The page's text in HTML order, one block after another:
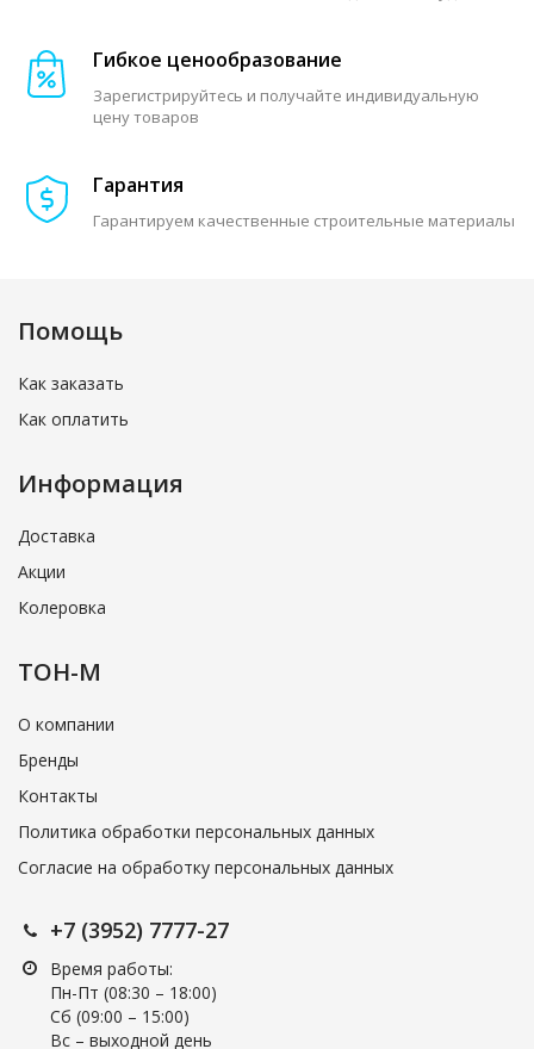
Гибкое ценообразование
Зарегистрируйтесь и получайте индивидуальную
цену товаров
Гарантия
Гарантируем качественные строительные материалы
Помощь
Как заказать
Как оплатить
Информация
Доставка
Акции
Колеровка
ТОН-М
О компании
Бренды
Контакты
Политика обработки персональных данных
Согласие на обработку персональных данных
+7 (3952) 7777-27
Время работы:
Пн-Пт (08:30 – 18:00)
Cб (09:00 – 15:00)
Вс – выходной день